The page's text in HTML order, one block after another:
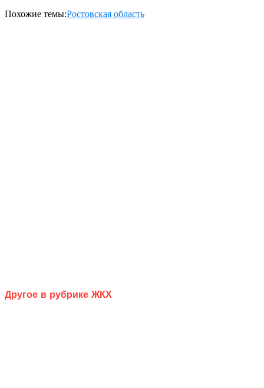
Похожие темы:Ростовская область
Другое в рубрике ЖКХ